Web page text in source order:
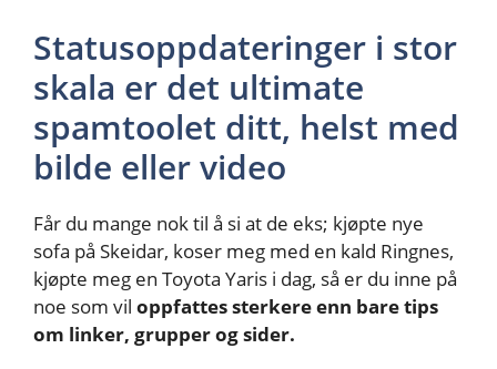
Statusoppdateringer i stor
skala er det ultimate
spamtoolet ditt, helst med
bilde eller video
Får du mange nok til å si at de eks; kjøpte nye
sofa på Skeidar, koser meg med en kald Ringnes,
kjøpte meg en Toyota Yaris i dag, så er du inne på
noe som vil oppfattes sterkere enn bare tips
om linker, grupper og sider.